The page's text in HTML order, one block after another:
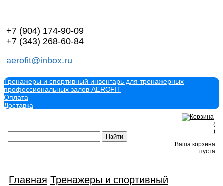
+7 (904) 174-90-09
+7 (343) 268-60-84
aerofit@inbox.ru
Тренажеры и спортивный инвентарь для тренажерных
профессиональных залов AEROFIT
Оплата
Доставка
(
)
Ваша корзина
пуста
Главная Тренажеры и спортивный